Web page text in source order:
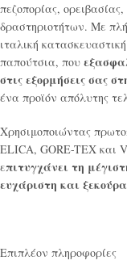
πεζοπορίας,
δραστηριοτήτων. Με
ιταλική
παπούτσια, που
στις εξορμήσεις σας
ένα προϊόν απόλυτης
Χρησιμοποιώντας
ELICA, GORE-TEX και
επιτυγχάνει τη
ευχάριστη και
Επιπλέον πληροφορίες